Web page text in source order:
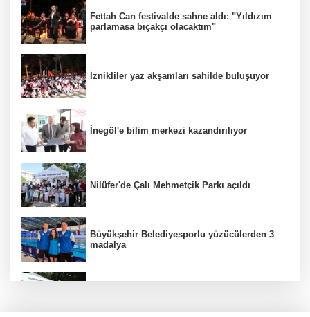
Fettah Can festivalde sahne aldı: "Yıldızım
parlamasa bıçakçı olacaktım"
İznikliler yaz akşamları sahilde buluşuyor
İnegöl'e bilim merkezi kazandırılıyor
Nilüfer'de Çalı Mehmetçik Parkı açıldı
Büyükşehir Belediyesporlu yüzücülerden 3
madalya